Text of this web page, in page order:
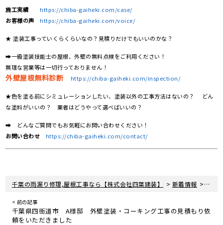
施工実績
https://chiba-gaiheki.com/case/
お客様の声
https://chiba-gaiheki.com/voice/
★ 塗装工事っていくらくらいなの？見積りだけでもいいのかな？
➡一級塗装技能士の屋根、外壁の無料点検をご利用ください！
無理な営業等は一切行っておりません！
外壁屋根無料診断 https://chiba-gaiheki.com/inspection/
★色を塗る前にシミュレーションしたい、塗装以外の工事方法はないの？ どん
な塗料がいいの？ 業者はどうやって選べばいいの？
➡ どんなご質問でもお気軽にお問い合わせください！
お問い合わせ
https://chiba-gaiheki.com/contact/
千葉の雨漏り修理,屋根工事なら【株式会社四葉建装】 > 新着情報 > 屋根
< 前の記事
千葉県四街道市 A様邸 外壁塗装・コーキング工事の見積もり依
頼をいただきました